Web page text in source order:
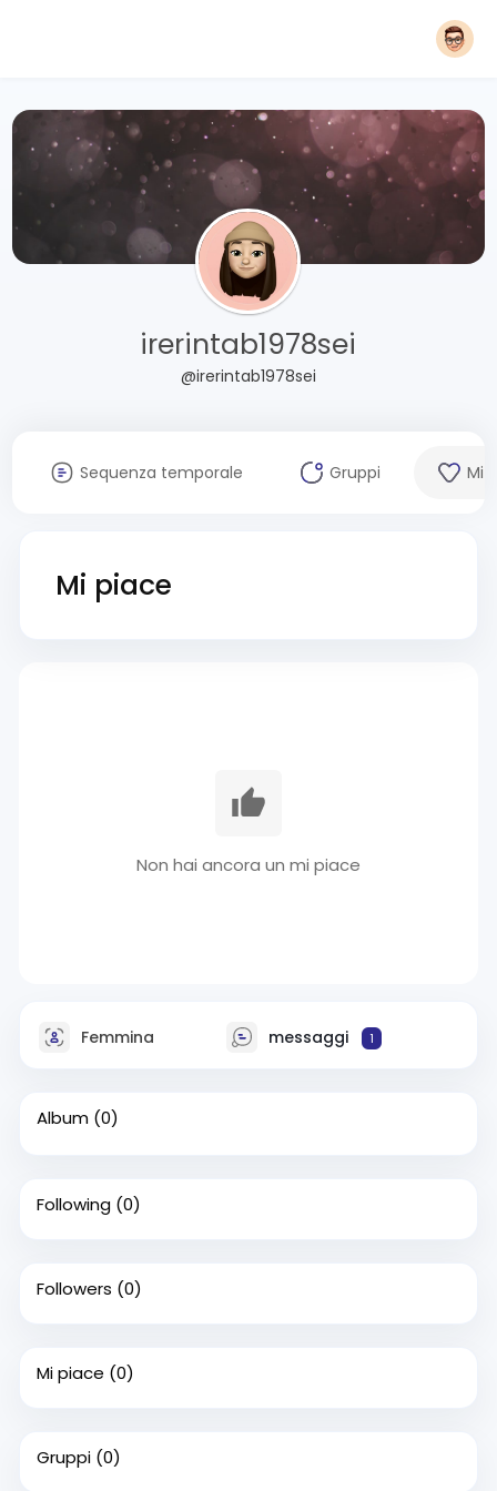
irerintab1978sei
@irerintab1978sei
Sequenza temporale Gruppi Mi
Mi piace
Non hai ancora un mi piace
Femmina messaggi 1
Album (0)
Following (0)
Followers (0)
Mi piace (0)
Gruppi (0)